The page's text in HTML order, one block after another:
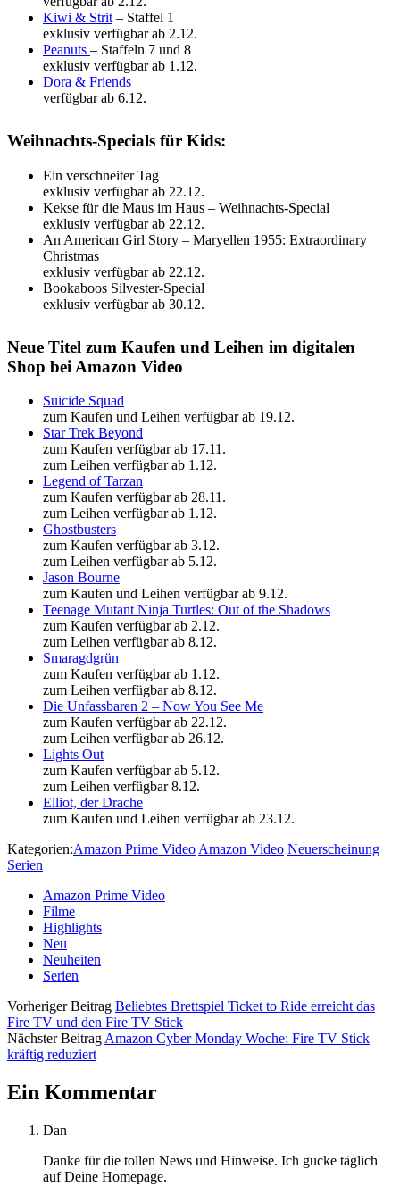
Kiwi & Strit – Staffel 1
exklusiv verfügbar ab 2.12.
Peanuts – Staffeln 7 und 8
exklusiv verfügbar ab 1.12.
Dora & Friends
verfügbar ab 6.12.
Weihnachts-Specials für Kids:
Ein verschneiter Tag
exklusiv verfügbar ab 22.12.
Kekse für die Maus im Haus – Weihnachts-Special
exklusiv verfügbar ab 22.12.
An American Girl Story – Maryellen 1955: Extraordinary
Christmas
exklusiv verfügbar ab 22.12.
Bookaboos Silvester-Special
exklusiv verfügbar ab 30.12.
Neue Titel zum Kaufen und Leihen im digitalen
Shop bei Amazon Video
Suicide Squad
zum Kaufen und Leihen verfügbar ab 19.12.
Star Trek Beyond
zum Kaufen verfügbar ab 17.11.
zum Leihen verfügbar ab 1.12.
Legend of Tarzan
zum Kaufen verfügbar ab 28.11.
zum Leihen verfügbar ab 1.12.
Ghostbusters
zum Kaufen verfügbar ab 3.12.
zum Leihen verfügbar ab 5.12.
Jason Bourne
zum Kaufen und Leihen verfügbar ab 9.12.
Teenage Mutant Ninja Turtles: Out of the Shadows
zum Kaufen verfügbar ab 2.12.
zum Leihen verfügbar ab 8.12.
Smaragdgrün
zum Kaufen verfügbar ab 1.12.
zum Leihen verfügbar ab 8.12.
Die Unfassbaren 2 – Now You See Me
zum Kaufen verfügbar ab 22.12.
zum Leihen verfügbar ab 26.12.
Lights Out
zum Kaufen verfügbar ab 5.12.
zum Leihen verfügbar 8.12.
Elliot, der Drache
zum Kaufen und Leihen verfügbar ab 23.12.
Kategorien:Amazon Prime VideoAmazon Video Neuerscheinung
Serien
Amazon Prime Video
Filme
Highlights
Neu
Neuheiten
Serien
Vorheriger Beitrag Beliebtes Brettspiel Ticket to Ride erreicht das
Fire TV und den Fire TV Stick
Nächster BeitragAmazon Cyber Monday Woche: Fire TV Stick
kräftig reduziert
Ein Kommentar
Dan
Danke für die tollen News und Hinweise. Ich gucke täglich
auf Deine Homepage.